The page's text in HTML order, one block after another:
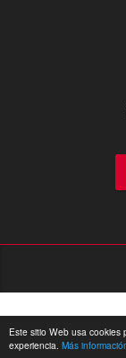
Este sitio Web usa cookies
experiencia. Más